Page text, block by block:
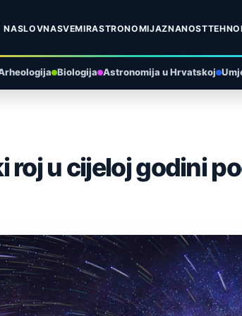
NASLOVNASVEMIRASTRONOMIJAZNANOST
Biologija Astronomija u Hrvatskoj
roj u cijeloj godini